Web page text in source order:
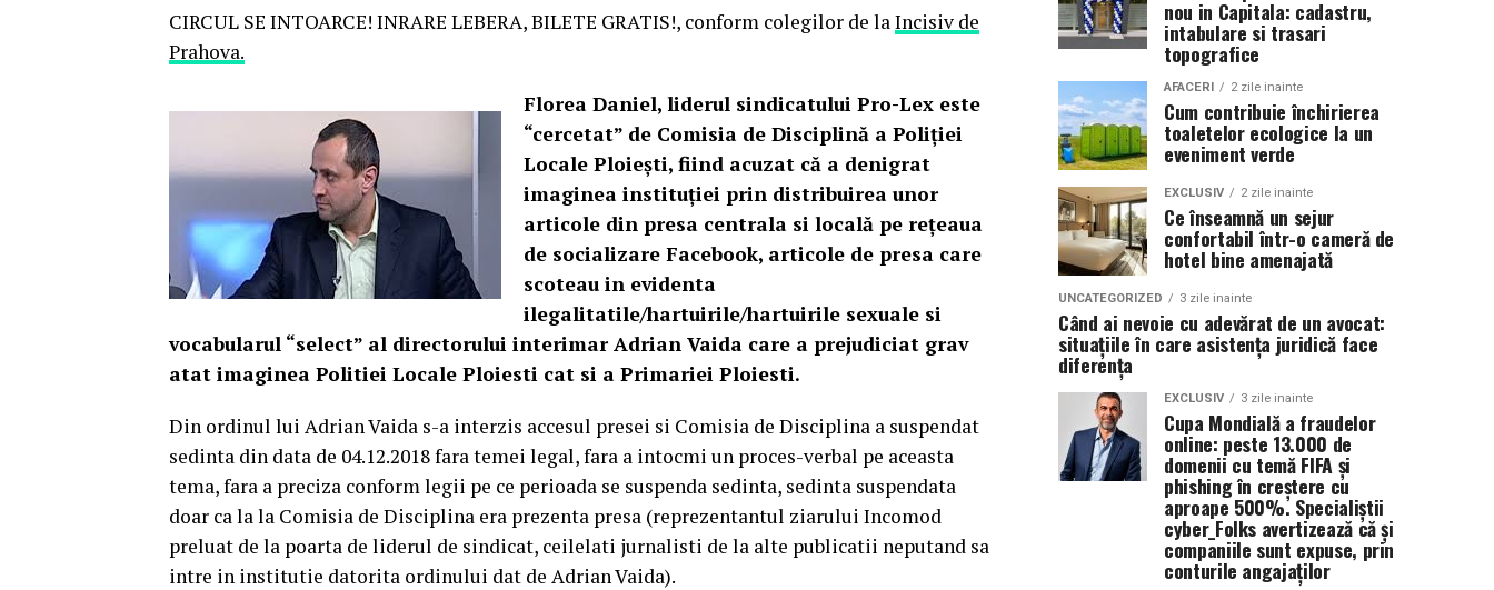
CIRCUL SE INTOARCE! INRARE LEBERA, BILETE GRATIS!, conform colegilor de laIncisiv de
Prahova.
Florea Daniel, liderul sindicatului Pro-Lex este
“cercetat” de Comisia de Disciplină a Poliției
Locale Ploiești, fiind acuzat că a denigrat
imaginea instituției prin distribuirea unor
articole din presa centrala si locală pe rețeaua
de socializare Facebook, articole de presa care
scoteau in evidenta
ilegalitatile/hartuirile/hartuirile sexuale si
vocabularul “select” al directorului interimar Adrian Vaida care a prejudiciat grav
atat imaginea Politiei Locale Ploiesti cat si a Primariei Ploiesti.
Din ordinul lui Adrian Vaida s-a interzis accesul presei si Comisia de Disciplina a suspendat
sedinta din data de 04.12.2018 fara temei legal, fara a intocmi un proces-verbal pe aceasta
tema, fara a preciza conform legii pe ce perioada se suspenda sedinta, sedinta suspendata
doar ca la la Comisia de Disciplina era prezenta presa (reprezentantul ziarului Incomod
preluat de la poarta de liderul de sindicat, ceilelati jurnalisti de la alte publicatii neputand sa
intre in institutie datorita ordinului dat de Adrian Vaida).
nou in Capitala: cadastru,
intabulare si trasari
topografice
AFACERI 2 zile inainte
Cum contribuie închirierea
toaletelor ecologice la un
eveniment verde
EXCLUSIV 2 zile inainte
Ce înseamnă un sejur
confortabil într-o cameră de
hotel bine amenajată
UNCATEGORIZED 3 zile inainte
Când ai nevoie cu adevărat de un avocat:
situațiile în care asistența juridică face
diferența
EXCLUSIV 3 zile inainte
Cupa Mondială a fraudelor
online: peste 13.000 de
domenii cu temă FIFA și
phishing în creștere cu
aproape 500%. Specialiștii
cyber_Folks avertizează că și
companiile sunt expuse, prin
conturile angajaților